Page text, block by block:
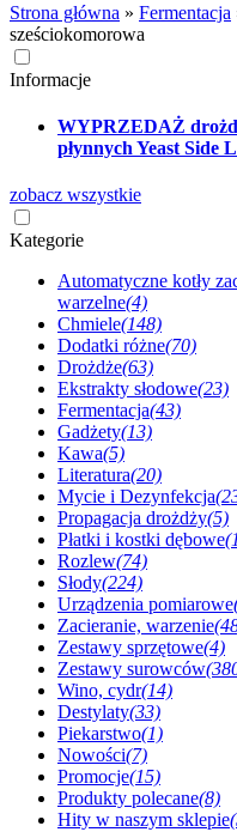
Strona główna » Fermentacja
sześciokomorowa
Informacje
WYPRZEDAŻ
płynnych Yeast Side
zobacz wszystkie
Kategorie
Automatyczne kotły
warzelne(4)
Chmiele(148)
Dodatki różne(70)
Drożdże(63)
Ekstrakty słodowe(23)
Fermentacja(43)
Gadżety(13)
Kawa(5)
Literatura(20)
Mycie i Dezynfekcja
Propagacja drożdży(5)
Płatki i kostki dębowe
Rozlew(74)
Słody(224)
Urządzenia pomiarowe
Zacieranie, warzenie
Zestawy sprzętowe(4)
Zestawy surowców
Wino, cydr(14)
Destylaty(33)
Piekarstwo(1)
Nowości(7)
Promocje(15)
Produkty polecane(8)
Hity w naszym sklepie